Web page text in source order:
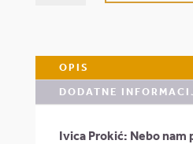
nam
pomaže
količina
OPIS
DODATNE
Ivica Prokić: Nebo nam